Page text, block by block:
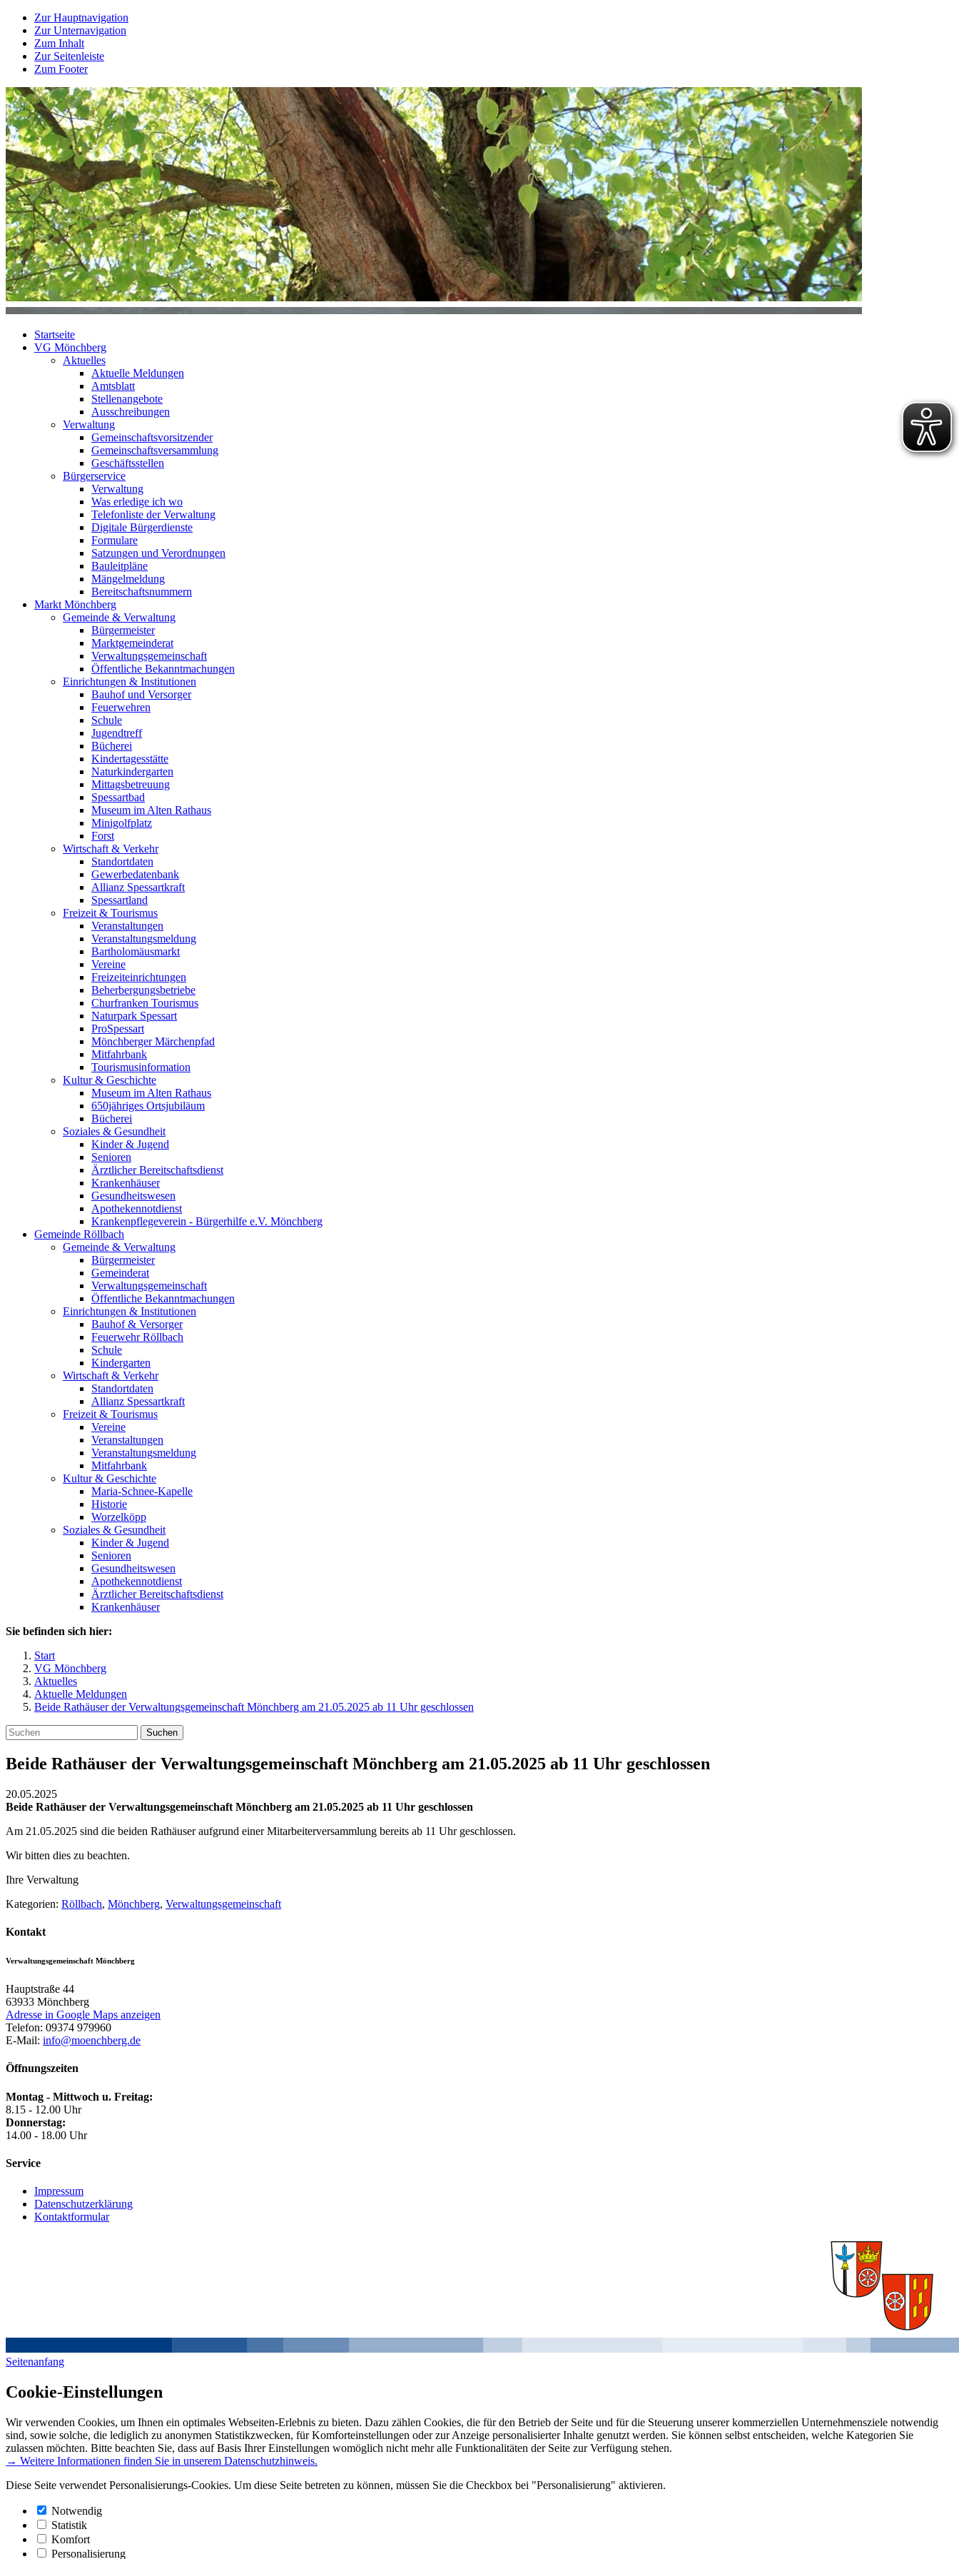
Zur Hauptnavigation
Zur Unternavigation
Zum Inhalt
Zur Seitenleiste
Zum Footer
Startseite
VG Mönchberg
Aktuelles
Aktuelle Meldungen
Amtsblatt
Stellenangebote
Ausschreibungen
Verwaltung
Gemeinschaftsvorsitzender
Gemeinschaftsversammlung
Geschäftsstellen
Bürgerservice
Verwaltung
Was erledige ich wo
Telefonliste der Verwaltung
Digitale Bürgerdienste
Formulare
Satzungen und Verordnungen
Bauleitpläne
Mängelmeldung
Bereitschaftsnummern
Markt Mönchberg
Gemeinde & Verwaltung
Bürgermeister
Marktgemeinderat
Verwaltungsgemeinschaft
Öffentliche Bekanntmachungen
Einrichtungen & Institutionen
Bauhof und Versorger
Feuerwehren
Schule
Jugendtreff
Bücherei
Kindertagesstätte
Naturkindergarten
Mittagsbetreuung
Spessartbad
Museum im Alten Rathaus
Minigolfplatz
Forst
Wirtschaft & Verkehr
Standortdaten
Gewerbedatenbank
Allianz Spessartkraft
Spessartland
Freizeit & Tourismus
Veranstaltungen
Veranstaltungsmeldung
Bartholomäusmarkt
Vereine
Freizeiteinrichtungen
Beherbergungsbetriebe
Churfranken Tourismus
Naturpark Spessart
ProSpessart
Mönchberger Märchenpfad
Mitfahrbank
Tourismusinformation
Kultur & Geschichte
Museum im Alten Rathaus
650jähriges Ortsjubiläum
Bücherei
Soziales & Gesundheit
Kinder & Jugend
Senioren
Ärztlicher Bereitschaftsdienst
Krankenhäuser
Gesundheitswesen
Apothekennotdienst
Krankenpflegeverein - Bürgerhilfe e.V. Mönchberg
Gemeinde Röllbach
Gemeinde & Verwaltung
Bürgermeister
Gemeinderat
Verwaltungsgemeinschaft
Öffentliche Bekanntmachungen
Einrichtungen & Institutionen
Bauhof & Versorger
Feuerwehr Röllbach
Schule
Kindergarten
Wirtschaft & Verkehr
Standortdaten
Allianz Spessartkraft
Freizeit & Tourismus
Vereine
Veranstaltungen
Veranstaltungsmeldung
Mitfahrbank
Kultur & Geschichte
Maria-Schnee-Kapelle
Historie
Worzelköpp
Soziales & Gesundheit
Kinder & Jugend
Senioren
Gesundheitswesen
Apothekennotdienst
Ärztlicher Bereitschaftsdienst
Krankenhäuser
Sie befinden sich hier:
Start
VG Mönchberg
Aktuelles
Aktuelle Meldungen
Beide Rathäuser der Verwaltungsgemeinschaft Mönchberg am 21.05.2025 ab 11 Uhr geschlossen
Suchen
Beide Rathäuser der Verwaltungsgemeinschaft Mönchberg am 21.05.2025 ab 11 Uhr geschlossen
20.05.2025
Beide Rathäuser der Verwaltungsgemeinschaft Mönchberg am 21.05.2025 ab 11 Uhr geschlossen
Am 21.05.2025 sind die beiden Rathäuser aufgrund einer Mitarbeiterversammlung bereits ab 11 Uhr geschlossen.
Wir bitten dies zu beachten.
Ihre Verwaltung
Kategorien: Röllbach, Mönchberg, Verwaltungsgemeinschaft
Kontakt
Verwaltungsgemeinschaft Mönchberg
Hauptstraße 44
63933 Mönchberg
Adresse in Google Maps anzeigen
Telefon: 09374 979960
E-Mail: info@moenchberg.de
Öffnungszeiten
Montag - Mittwoch u. Freitag:
8.15 - 12.00 Uhr
Donnerstag:
14.00 - 18.00 Uhr
Service
Impressum
Datenschutzerklärung
Kontaktformular
Seitenanfang
Cookie-Einstellungen
Wir verwenden Cookies, um Ihnen ein optimales Webseiten-Erlebnis zu bieten. Dazu zählen Cookies, die für den Betrieb der Seite und für die Steuerung unserer kommerziellen Unternehmensziele notwendig
sind, sowie solche, die lediglich zu anonymen Statistikzwecken, für Komforteinstellungen oder zur Anzeige personalisierter Inhalte genutzt werden. Sie können selbst entscheiden, welche Kategorien Sie
zulassen möchten. Bitte beachten Sie, dass auf Basis Ihrer Einstellungen womöglich nicht mehr alle Funktionalitäten der Seite zur Verfügung stehen.
→ Weitere Informationen finden Sie in unserem Datenschutzhinweis.
Diese Seite verwendet Personalisierungs-Cookies. Um diese Seite betreten zu können, müssen Sie die Checkbox bei "Personalisierung" aktivieren.
Notwendig
Statistik
Komfort
Personalisierung